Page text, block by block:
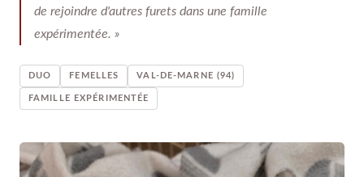
de rejoindre d'autres furets dans une famille
expérimentée. »
DUO FEMELLES VAL-DE-MARNE (94)
FAMILLE EXPÉRIMENTÉE